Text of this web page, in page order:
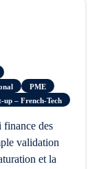
PME
up – French-Tech
validation
et la